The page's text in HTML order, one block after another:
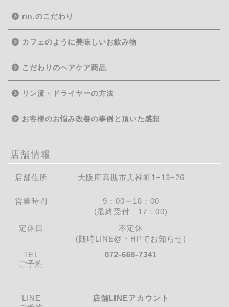
rin.のこだわり
カフェのように美味しいお飲み物
こだわりのヘアケア商品
リン流・ドライヤーの方法
お客様のお悩み改善の事例と頂いた感想
店舗情報
店舗住所 大阪府高槻市天神町1−13−26
営業時間
9：00～18：00
(最終受付 17：00)
定休日
不定休
(随時LINE@・HPでお知らせ)
TEL
ご予約
072-668-7341
LINE
店舗LINEアカウント